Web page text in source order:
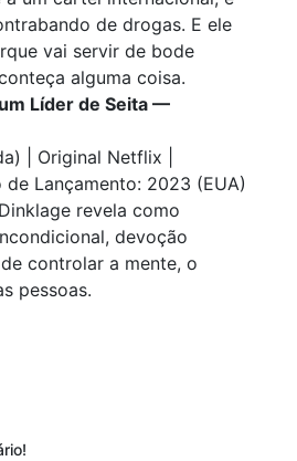
de drogas. E ele
vai servir de bode
alguma coisa.
Líder de Seita —
| Original Netflix |
Lançamento: 2023 (EUA)
revela como
devoção
controlar a mente, o
pessoas.